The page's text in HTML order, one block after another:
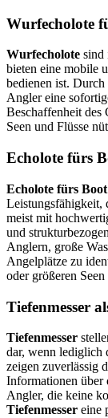
Wurfecholote
Wurfecholote sind
bieten eine mobile
bedienen ist. Durch
Angler eine
Beschaffenheit des
Seen und Flüsse
Echolote fürs
Echolote fürs Boot
Leistungsfähigkeit,
meist mit
und
Anglern, große
Angelplätze zu
oder größeren
Tiefenmesser
Tiefenmesser
dar, wenn lediglich
zeigen zuverlässig
Informationen über
Angler, die keine
Tiefenmesser eine